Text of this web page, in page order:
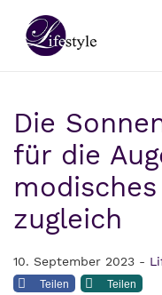
Die
für die
zugleich
10. September 2023 -
Teilen Teilen